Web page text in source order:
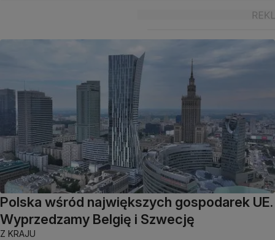
Polska wśród największych gospodarek UE.
Wyprzedzamy Belgię i Szwecję
Z KRAJU